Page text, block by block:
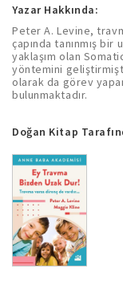
Yazar Hakkında:
Peter A. Levine,
çapında tanınmış
yaklaşım olan
yöntemini
olarak da görev
bulunmaktadır.
Doğan Kitap